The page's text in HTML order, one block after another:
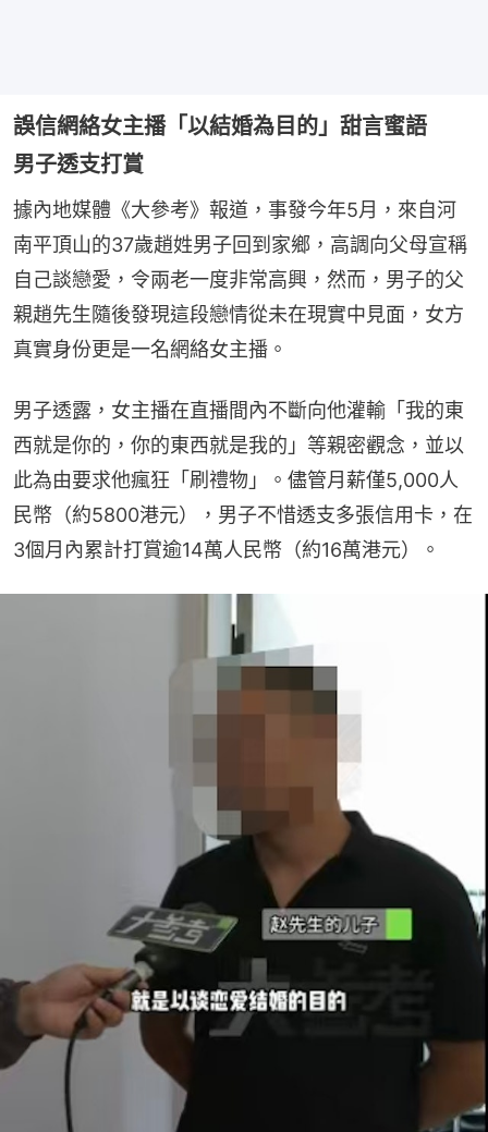
誤信網絡女主播「以結婚為目的」甜言蜜語
男子透支打賞
據內地媒體《大參考》報道，事發今年5月，來自河
南平頂山的37歲趙姓男子回到家鄉，高調向父母宣稱
自己談戀愛，令兩老一度非常高興，然而，男子的父
親趙先生隨後發現這段戀情從未在現實中見面，女方
真實身份更是一名網絡女主播。
男子透露，女主播在直播間內不斷向他灌輸「我的東
西就是你的，你的東西就是我的」等親密觀念，並以
此為由要求他瘋狂「刷禮物」。儘管月薪僅5,000人
民幣（約5800港元），男子不惜透支多張信用卡，在
3個月內累計打賞逾14萬人民幣（約16萬港元）。